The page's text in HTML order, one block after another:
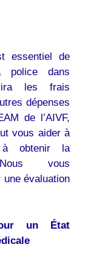
essentiel de
police dans
les frais
dépenses
de l’AIVF,
vous aider à
obtenir la
vous
une évaluation
un État